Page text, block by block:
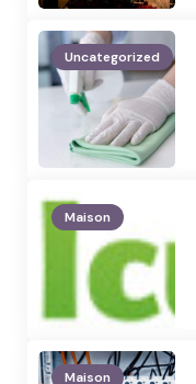
Uncategorized
Maison
Maison